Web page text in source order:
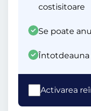
costisitoare
Se poate
Întotdeauna
Activarea